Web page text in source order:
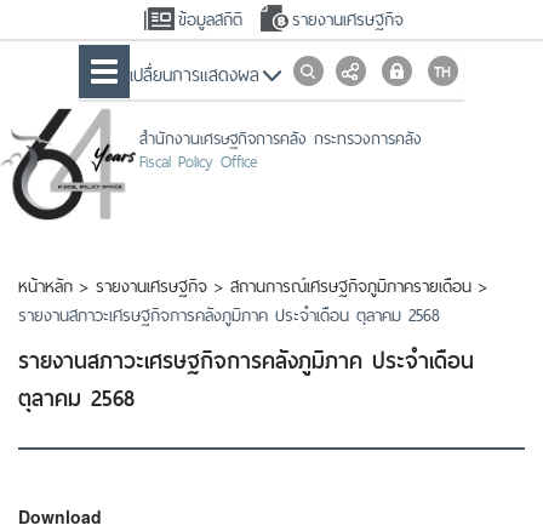
ข้อมูลสถิติ รายงานเศรษฐกิจ
เปลื่ยนการแสดงผล
สำนักงานเศรษฐกิจการคลัง กระทรวงการคลัง
Fiscal Policy Office
หน้าหลัก > รายงานเศรษฐกิจ > สถานการณ์เศรษฐกิจภูมิภาครายเดือน >
รายงานสภาวะเศรษฐกิจการคลังภูมิภาค ประจำเดือน ตุลาคม 2568
รายงานสภาวะเศรษฐกิจการคลังภูมิภาค ประจำเดือน
ตุลาคม 2568
Download